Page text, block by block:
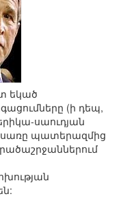
եկած
(ի դեպ,
սաուդյան
սառը պատերազմից